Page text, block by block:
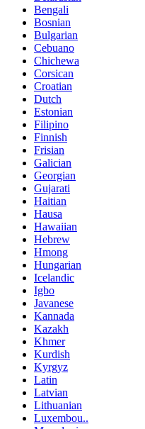
Bengali
Bosnian
Bulgarian
Cebuano
Chichewa
Corsican
Croatian
Dutch
Estonian
Filipino
Finnish
Frisian
Galician
Georgian
Gujarati
Haitian
Hausa
Hawaiian
Hebrew
Hmong
Hungarian
Icelandic
Igbo
Javanese
Kannada
Kazakh
Khmer
Kurdish
Kyrgyz
Latin
Latvian
Lithuanian
Luxembou..